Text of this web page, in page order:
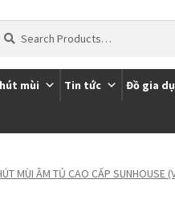
mùi Tin tức Đồ gia
MÙI ÂM TỦ CAO CẤP SUNHOUSE